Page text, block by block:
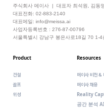
주식회사 메이사 | 대표자 최석원, 김동
대표전화: 02-883-2140
대표메일: info@meissa.ai
사업자등록번호 : 276-87-00796
서울특별시 강남구 봉은사로18길 70 1-4
Product
건설
골프
위성
Resources
메이사 비전 &
메이사 채용
Reality
공간 분석